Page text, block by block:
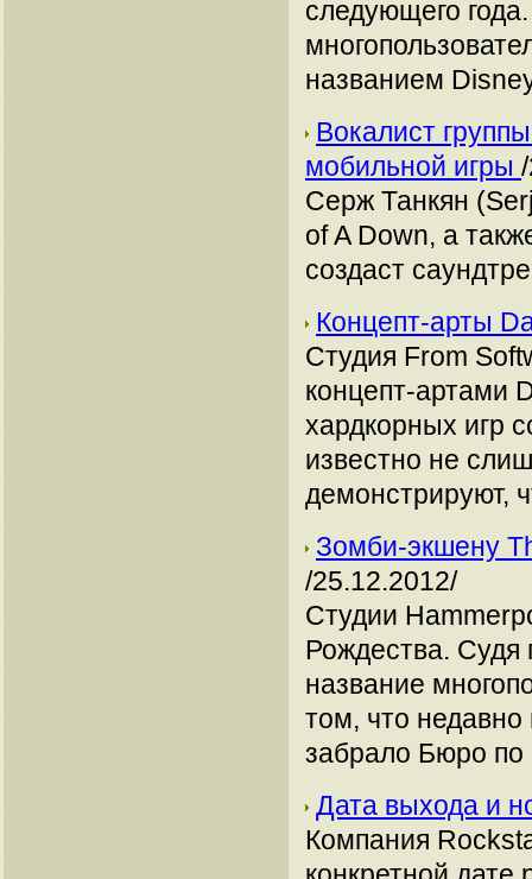
следующего
названием
Вокалист
мобильной игры
Серж Танкян
of A Down, а
создаст
Концепт-арты
Студия From
концепт-артами
хардкорных игр
известно не
демонстрируют,
Зомби-экшену
/25.12.2012/
Студии
Рождества. Судя
название
том, что недавно
забрало Бюро по
Дата выхода и
Компания